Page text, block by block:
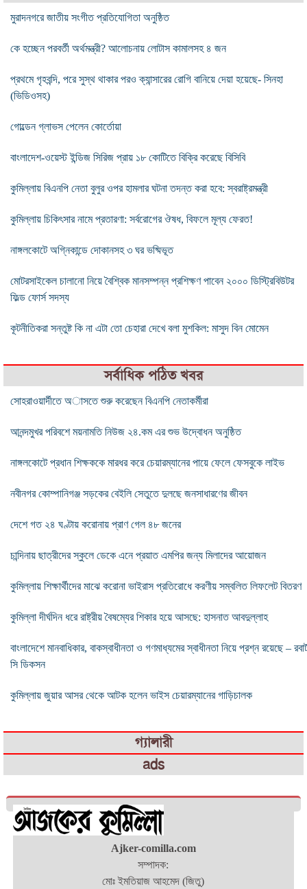
মুরাদনগরে জাতীয় সংগীত প্রতিযোগিতা অনুষ্ঠিত
কে হচ্ছেন পরবর্তী অর্থমন্ত্রী? আলোচনায় লোটাস কামালসহ ৪ জন
প্রথমে গৃহবন্দি, পরে সুস্থ থাকার পরও ক্যান্সারের রোগি বানিয়ে দেয়া হয়েছে- সিনহা
(ভিডিওসহ)
গোল্ডেন গ্লাভস পেলেন কোর্তোয়া
বাংলাদেশ-ওয়েস্ট ইন্ডিজ সিরিজ প্রায় ১৮ কোটিতে বিক্রি করেছে বিসিবি
কুমিল্লায় বিএনপি নেতা বুলুর ওপর হামলার ঘটনা তদন্ত করা হবে: স্বরাষ্ট্রমন্ত্রী
কুমিল্লায় চিকিৎসার নামে প্রতারণা: সর্বরোগের ঔষধ, বিফলে মূল্য ফেরত!
নাঙ্গলকোটে অগ্নিকান্ডে দোকানসহ ৩ ঘর ভষ্মিভূত
মোটরসাইকেল চালানো নিয়ে বৈশ্বিক মানসম্পন্ন প্রশিক্ষণ পাবেন ২০০০ ডিস্ট্রিবিউটর
ফিল্ড ফোর্স সদস্য
কূটনীতিকরা সন্তুষ্ট কি না এটা তো চেহারা দেখে বলা মুশকিল: মাসুদ বিন মোমেন
সর্বাধিক পঠিত খবর
সোহরাওয়ার্দীতে অাসতে শুরু করেছেন বিএনপি নেতাকর্মীরা
আনন্দমুখর পরিবশে ময়নামতি নিউজ ২৪.কম এর শুভ উদ্বোধন অনুষ্ঠিত
নাঙ্গলকোটে প্রধান শিক্ষককে মারধর করে চেয়ারম্যানের পায়ে ফেলে ফেসবুকে লাইভ
নবীনগর কোম্পানিগঞ্জ সড়কের বেইলি সেতুতে দুলছে জনসাধারণের জীবন
দেশে গত ২৪ ঘণ্টায় করোনায় প্রাণ গেল ৪৮ জনের
চান্দিনায় ছাত্রীদের স্কুলে ডেকে এনে প্রয়াত এমপির জন্য মিলাদের আয়োজন
কুমিল্লায় শিক্ষার্থীদের মাঝে করোনা ভাইরাস প্রতিরোধে করণীয় সম্বলিত লিফলেট বিতরণ
কুমিল্লা দীর্ঘদিন ধরে রাষ্ট্রীয় বৈষম্যের শিকার হয়ে আসছে: হাসনাত আবদুল্লাহ
বাংলাদেশে মানবাধিকার, বাকস্বাধীনতা ও গণমাধ্যমের স্বাধীনতা নিয়ে প্রশ্ন রয়েছে –
সি ডিকসন
কুমিল্লায় জুয়ার আসর থেকে আটক হলেন ভাইস চেয়ারম্যানের গাড়িচালক
গ্যালারী
ads
Ajker-comilla.com
সম্পাদক:
মোঃ ইমতিয়াজ আহমেদ (জিতু)